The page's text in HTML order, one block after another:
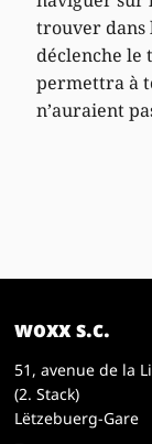
trouver dans
déclenche le
permettra à
n’auraient
woxx s.c.
51, avenue de la
(2. Stack)
Lëtzebuerg-Gare